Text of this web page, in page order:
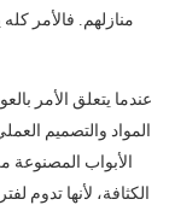
منازلهم. فالأمر
عندما يتعلق الأمر
المواد والتصميم
الأبواب المصنوعة
الكثافة، لأنها